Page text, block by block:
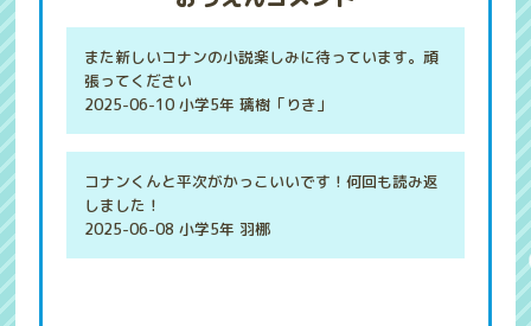
また新しいコナンの小説楽しみに待っています。頑
張ってください
2025-06-10 小学5年 璃樹「りき」
コナンくんと平次がかっこいいです！何回も読み返
しました！
2025-06-08 小学5年 羽梛